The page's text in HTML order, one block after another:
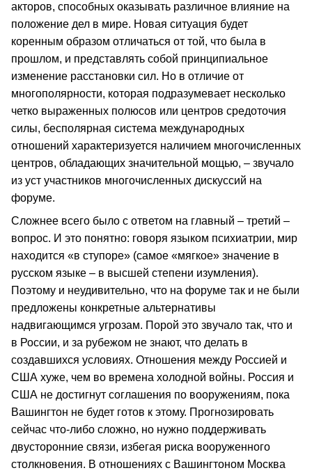
акторов, способных оказывать различное влияние на
положение дел в мире. Новая ситуация будет
коренным образом отличаться от той, что была в
прошлом, и представлять собой принципиальное
изменение расстановки сил. Но в отличие от
многополярности, которая подразумевает несколько
четко выраженных полюсов или центров средоточия
силы, бесполярная система международных
отношений характеризуется наличием многочисленных
центров, обладающих значительной мощью, – звучало
из уст участников многочисленных дискуссий на
форуме.
Сложнее всего было с ответом на главный – третий –
вопрос. И это понятно: говоря языком психиатрии, мир
находится «в ступоре» (самое «мягкое» значение в
русском языке – в высшей степени изумления).
Поэтому и неудивительно, что на форуме так и не были
предложены конкретные альтернативы
надвигающимся угрозам. Порой это звучало так, что и
в России, и за рубежом не знают, что делать в
создавшихся условиях. Отношения между Россией и
США хуже, чем во времена холодной войны. Россия и
США не достигнут соглашения по вооружениям, пока
Вашингтон не будет готов к этому. Прогнозировать
сейчас что-либо сложно, но нужно поддерживать
двусторонние связи, избегая риска вооруженного
столкновения. В отношениях с Вашингтоном Москва